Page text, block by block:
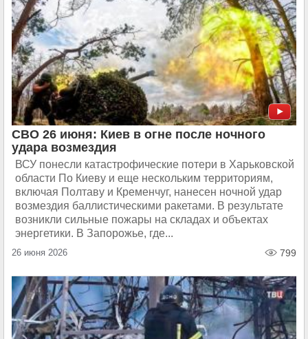
СВО 26 июня: Киев в огне после ночного
удара возмездия
ВСУ понесли катастрофические потери в Харьковской
области По Киеву и еще нескольким территориям,
включая Полтаву и Кременчуг, нанесен ночной удар
возмездия баллистическими ракетами. В результате
возникли сильные пожары на складах и объектах
энергетики. В Запорожье, где...
26 июня 2026 799